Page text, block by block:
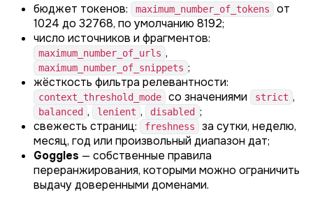
бюджет токенов:
maximum_number_of_tokens
от
1024 до 32768, по умолчанию 8192;
число источников и фрагментов:
maximum_number_of_urls ,
maximum_number_of_snippets ;
жёсткость фильтра релевантности:
context_threshold_mode со значениями strict ,
balanced , lenient , disabled ;
свежесть страниц:
freshness
за сутки, неделю,
месяц, год или произвольный диапазон дат;
Goggles — собственные правила
переранжирования, которыми можно ограничить
выдачу доверенными доменами.